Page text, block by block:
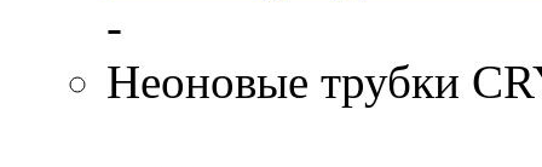
-
Неоновые трубки